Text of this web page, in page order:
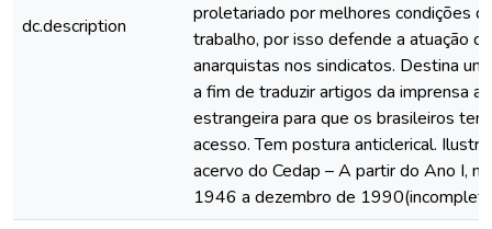
dc.description
proletariado por melhores condições
trabalho, por isso defende a atuação
anarquistas nos sindicatos. Destina
a fim de traduzir artigos da imprensa
estrangeira para que os brasileiros
acesso. Tem postura anticlerical.
acervo do Cedap – A partir do Ano I, n.
1946 a dezembro de